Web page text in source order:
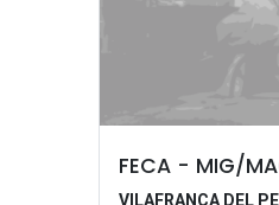
FECA - MIG/
VILAFRANCA DEL